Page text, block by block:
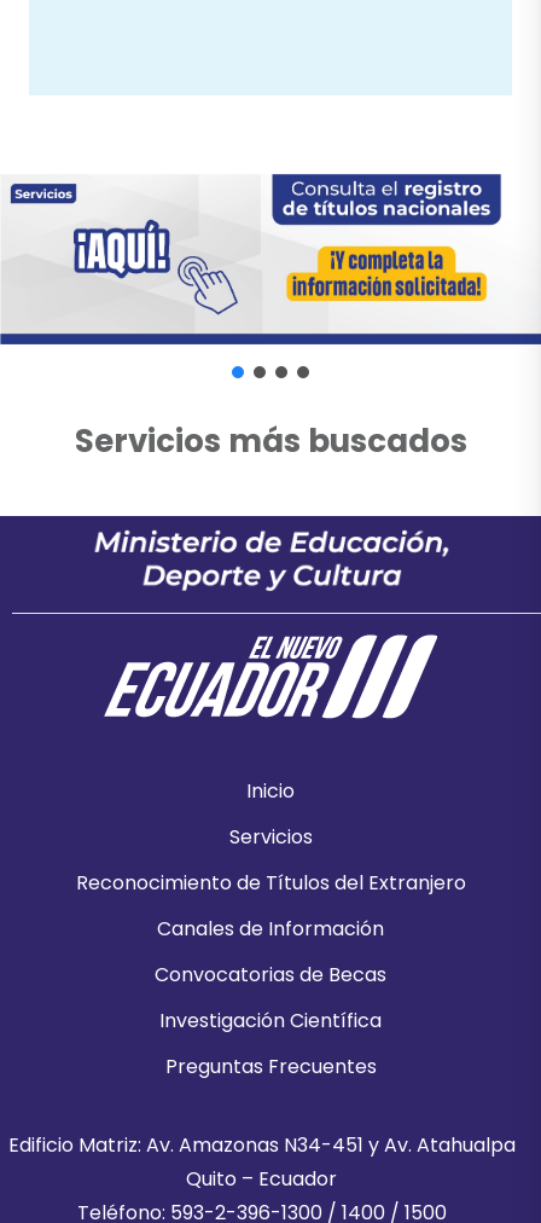
Servicios más buscados
Inicio
Servicios
Reconocimiento de Títulos del Extranjero
Canales de Información
Convocatorias de Becas
Investigación Científica
Preguntas Frecuentes
Edificio Matriz: Av. Amazonas N34-451 y Av. Atahualpa
Quito – Ecuador
Teléfono: 593-2-396-1300 / 1400 / 1500